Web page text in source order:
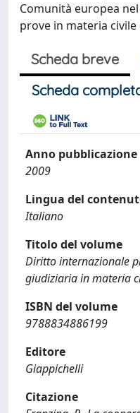
Comunità europea
prove in materia civile
Scheda breve
Scheda
Anno pubblicazione
2009
Lingua del
Italiano
Titolo del volume
Diritto internazionale
giudiziaria in materia
ISBN del volume
9788834886199
Editore
Giappichelli
Citazione